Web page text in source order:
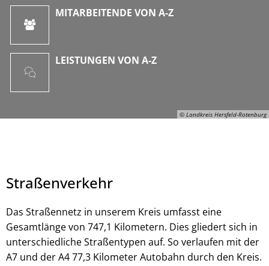
© Landkreis Hersfeld-Rotenburg
© Landkreis Hersfeld-Rotenburg
MITARBEITENDE VON A-Z
LEISTUNGEN VON A-Z
Straßenverkehr
Das Straßennetz in unserem Kreis umfasst eine
Gesamtlänge von 747,1 Kilometern. Dies gliedert sich in
unterschiedliche Straßentypen auf. So verlaufen mit der
A7 und der A4 77,3 Kilometer Autobahn durch den Kreis.